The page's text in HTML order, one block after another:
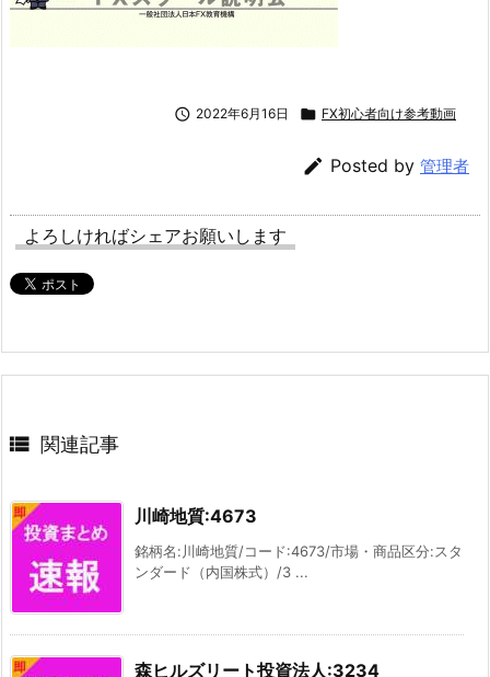
 2022年6月16日  FX初心者向け参考動画
 Posted by 管理者
よろしければシェアお願いします
 関連記事
川崎地質:4673
銘柄名:川崎地質/コード:4673/市場・商品区分:スタ
ンダード（内国株式）/3 ...
森ヒルズリート投資法人:3234